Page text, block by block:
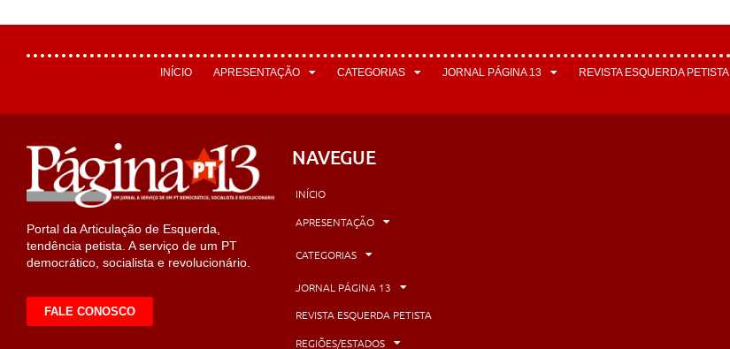
INÍCIO APRESENTAÇÃO CATEGORIAS JORNAL PÁGINA 13 REVISTA ESQUERDA PETISTA
Portal da Articulação de Esquerda,
tendência petista. A serviço de um PT
democrático, socialista e revolucionário.
FALE CONOSCO
NAVEGUE
INÍCIO
APRESENTAÇÃO
CATEGORIAS
JORNAL PÁGINA 13
REVISTA ESQUERDA PETISTA
REGIÕES/ESTADOS